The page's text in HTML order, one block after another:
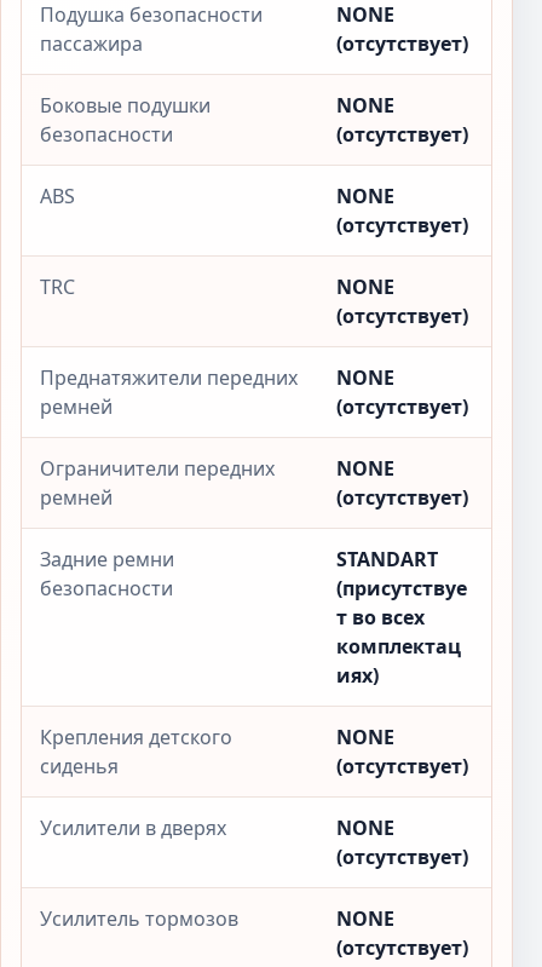
Подушка безопасности
пассажира
NONE
(отсутствует)
Боковые подушки
безопасности
NONE
(отсутствует)
ABS
NONE
(отсутствует)
TRC
NONE
(отсутствует)
Преднатяжители передних
ремней
NONE
(отсутствует)
Ограничители передних
ремней
NONE
(отсутствует)
Задние ремни
безопасности
STANDART
(присутствуе
т во всех
комплектац
иях)
Крепления детского
сиденья
NONE
(отсутствует)
Усилители в дверях
NONE
(отсутствует)
Усилитель тормозов
NONE
(отсутствует)